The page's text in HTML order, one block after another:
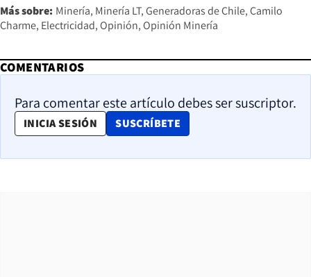
Más sobre: Minería Minería LT Generadoras de Chile Camilo
Charme Electricidad Opinión Opinión Minería
COMENTARIOS
Para comentar este artículo debes ser suscriptor.
INICIA SESIÓN SUSCRÍBETE
OPENS IN NEW WINDOW